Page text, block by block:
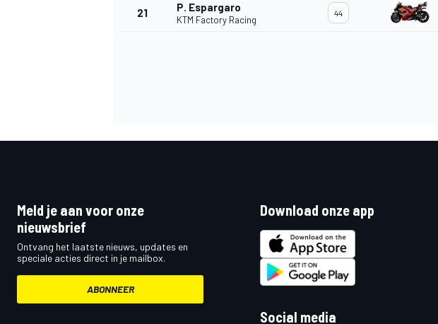
21 P. Espargaro
KTM Factory Racing
44
Meld je aan voor onze
nieuwsbrief
Ontvang het laatste nieuws, updates en
speciale acties direct in je mailbox.
ABONNEER
Download onze app
Social media